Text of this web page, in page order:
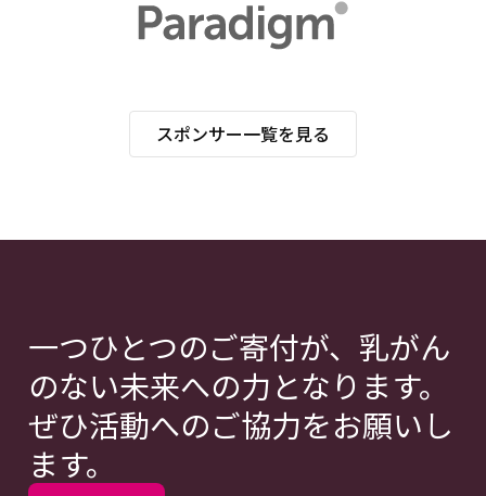
スポンサー一覧を見る
一つひとつのご寄付が、乳がん
のない未来への力となります。
ぜひ活動へのご協力をお願いし
ます。